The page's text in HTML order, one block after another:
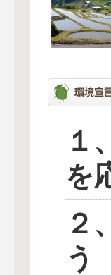
１、
を
２、
う